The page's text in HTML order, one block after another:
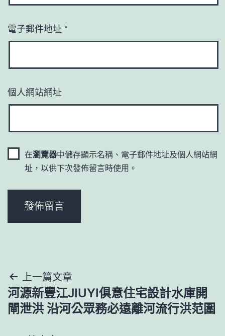
電子郵件地址 *
個人網站網址
在瀏覽器中儲存顯示名稱、電子郵件地址及個人網站網
址，以供下次發佈留言時使用。
文
章
上一篇文章
河源新豐江JIUYI俱意住宅設計水庫開
閘泄洪 沿河公眾務必遠離河流行洪范圍